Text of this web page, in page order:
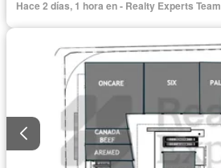
Hace 2 días, 1 hora en - Realty Experts Team